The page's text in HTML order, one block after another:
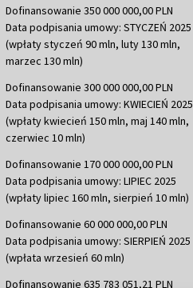
Dofinansowanie 350 000 000,00 PLN
Data podpisania umowy: STYCZEŃ 2025
(wpłaty styczeń 90 mln, luty 130 mln,
marzec 130 mln)
Dofinansowanie 300 000 000,00 PLN
Data podpisania umowy: KWIECIEŃ 2025
(wpłaty kwiecień 150 mln, maj 140 mln,
czerwiec 10 mln)
Dofinansowanie 170 000 000,00 PLN
Data podpisania umowy: LIPIEC 2025
(wpłaty lipiec 160 mln, sierpień 10 mln)
Dofinansowanie 60 000 000,00 PLN
Data podpisania umowy: SIERPIEŃ 2025
(wpłata wrzesień 60 mln)
Dofinansowanie 635 783 051,21 PLN